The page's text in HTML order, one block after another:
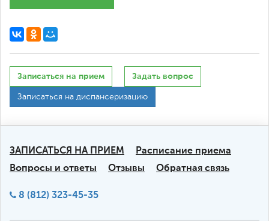
Записаться на прием Задать вопрос
Записаться на диспансеризацию
ЗАПИСАТЬСЯ НА ПРИЕМ
Расписание приема
Вопросы и ответы
Отзывы Обратная связь
8 (812) 323-45-35